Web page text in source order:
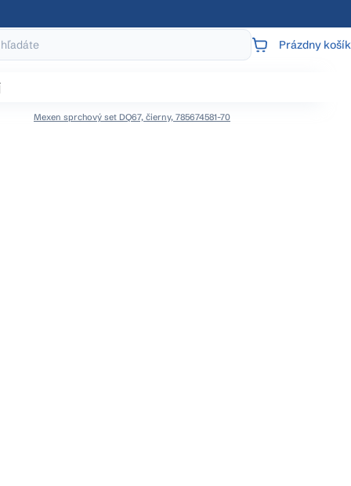
NÁKUPNÝ
Prázdny košík
Mexen sprchový set DQ67, čierny, 785674581-70